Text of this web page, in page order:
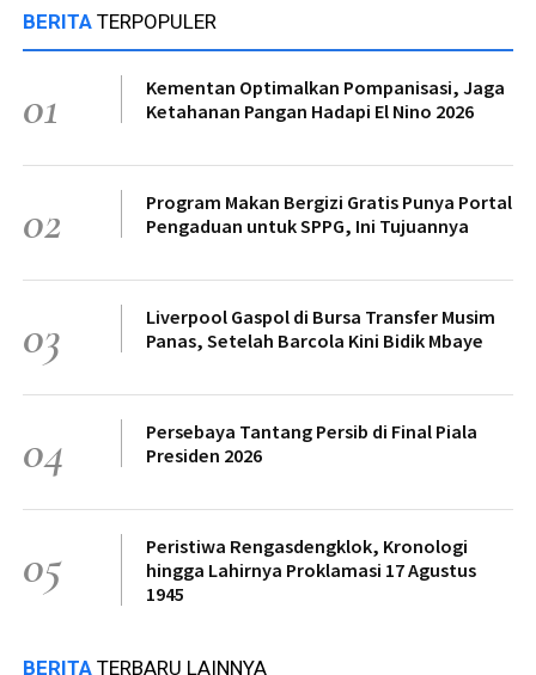
BERITA TERPOPULER
01
Kementan Optimalkan Pompanisasi, Jaga
Ketahanan Pangan Hadapi El Nino 2026
02
Program Makan Bergizi Gratis Punya Portal
Pengaduan untuk SPPG, Ini Tujuannya
03
Liverpool Gaspol di Bursa Transfer Musim
Panas, Setelah Barcola Kini Bidik Mbaye
04
Persebaya Tantang Persib di Final Piala
Presiden 2026
05
Peristiwa Rengasdengklok, Kronologi
hingga Lahirnya Proklamasi 17 Agustus
1945
BERITA TERBARU LAINNYA